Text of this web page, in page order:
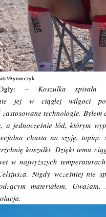
Młynarczyk
– Koszulka spisała
jej w ciągłej wilgoci
technologie. Byłem
a jednocześnie lód, którym
chusta na szyję, topiąc
koszulki. Dzięki temu
w najwyższych
Nigdy wcześniej nie
materiałem.